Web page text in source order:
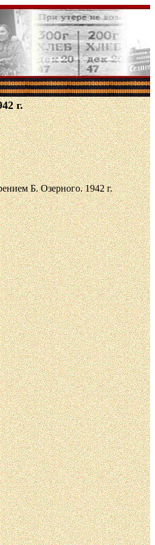
г.
Б. Озерного. 1942 г.